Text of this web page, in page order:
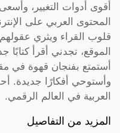
أقوى أدوات التغيير،
المحتوى العربي على
قلوب القراء ويثري
الموقع، تجدني أقرأ
أستمتع بفنجان قهوة في
وأستوحي أفكارًا جديدة.
العربية في العالم الرقمي.
المزيد من التفاصيل